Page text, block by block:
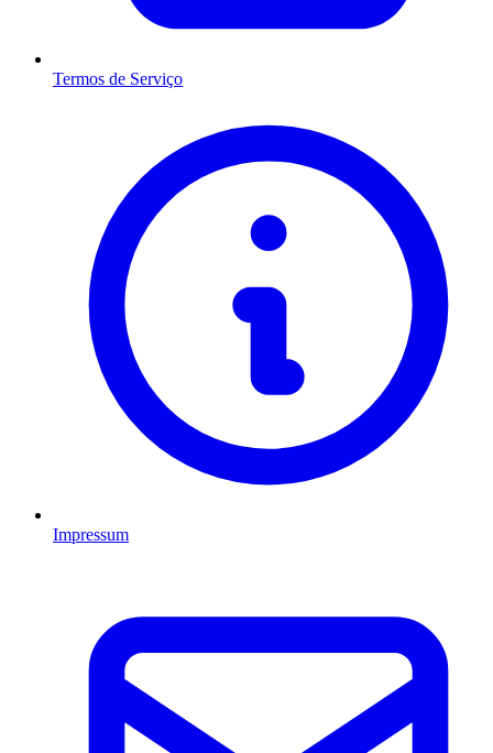
Termos de Serviço
Impressum